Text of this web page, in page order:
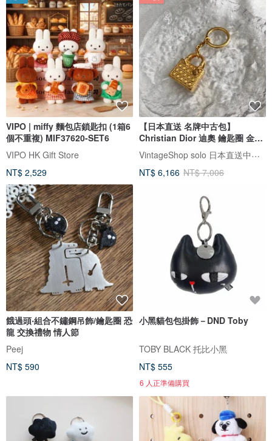
VIPO | miffy 麵包店鎖匙扣 (1箱6
個不重複) MIF37620-SET6
VIPO HK Gift Store
NT$ 2,529
【日本直送 名牌中古包】
Christian Dior 迪奧 鑰匙圈 金色
Cannage 縷空 魅力 復古 2h4zgt
VintageShop solo 日本直送中古包專賣店
NT$ 6,166 NT$ 7,006
餓過頭‧組合不鏽鋼吊飾/鑰匙圈 恐
龍 交換禮物 情人節
Peej
NT$ 590
小黑貓包包掛飾－DND Toby
TOBY BLACK 托比小黑
NT$ 555
6 人正準備購買